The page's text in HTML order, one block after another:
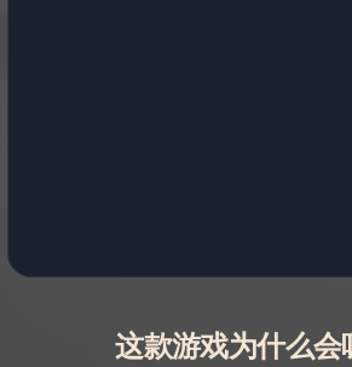
这款游戏为什么会